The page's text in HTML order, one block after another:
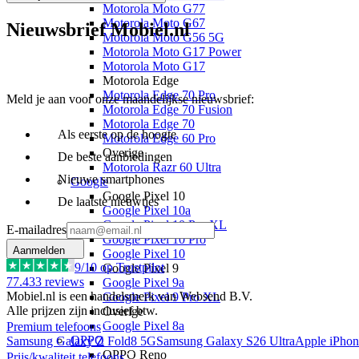
Motorola Moto G77
Motorola Moto G67
Motorola Moto G56 5G
Motorola Moto G17 Power
Motorola Moto G17
Motorola Edge
Motorola Edge 70 Pro
Motorola Edge 70 Fusion
Motorola Edge 70
Motorola Edge 60 Pro
Overige
Motorola Razr 60 Ultra
Google
Google Pixel 10
Google Pixel 10a
Google Pixel 10 Pro XL
Google Pixel 10 Pro
Google Pixel 10
Google Pixel 9
Google Pixel 9a
Google Pixel 9 Pro XL
Overige
Google Pixel 8a
OPPO
OPPO Reno
Nieuwsbrief Mobiel.nl
Meld je aan voor onze maandelijkse nieuwsbrief:
Als eerste op de hoogte
De beste aanbiedingen
Nieuwe smartphones
De laatste nieuwtjes
E-mailadres
Aanmelden
9/10 op Trustpilot
77.433 reviews
Mobiel.nl is een handelsmerk van Websend B.V.
Alle prijzen zijn inclusief btw.
Premium telefoons
Samsung Galaxy Z Fold8 5GSamsung Galaxy S26 UltraApple